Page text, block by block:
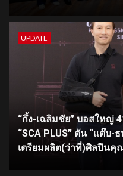
UPDATE
“กึ้ง-เฉลิมชัย” บอสใหญ่
“SCA PLUS” ดัน “แต๊บ-
เตรียมผลิต(ว่าที่)ศิลปินคุ